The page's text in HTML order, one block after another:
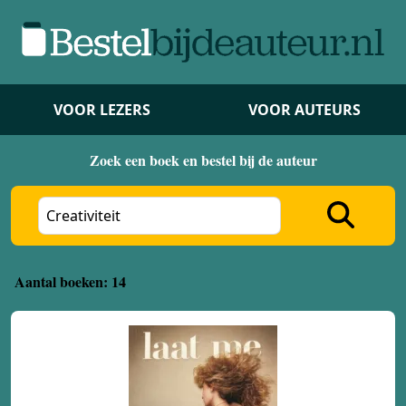
VOOR LEZERS VOOR AUTEURS
Zoek een boek en bestel bij de auteur
Aantal boeken: 14